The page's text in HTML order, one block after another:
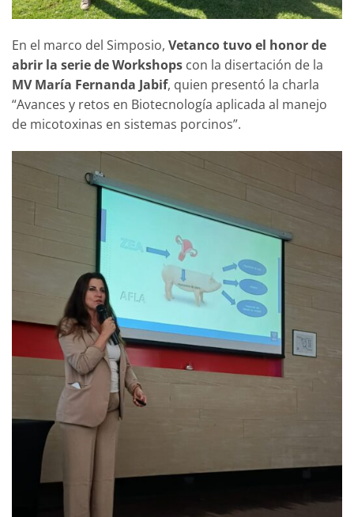
En el marco del Simposio, Vetanco tuvo el honor de
abrir la serie de Workshops con la disertación de la
MV María Fernanda Jabif, quien presentó la charla
“Avances y retos en Biotecnología aplicada al manejo
de micotoxinas en sistemas porcinos”.